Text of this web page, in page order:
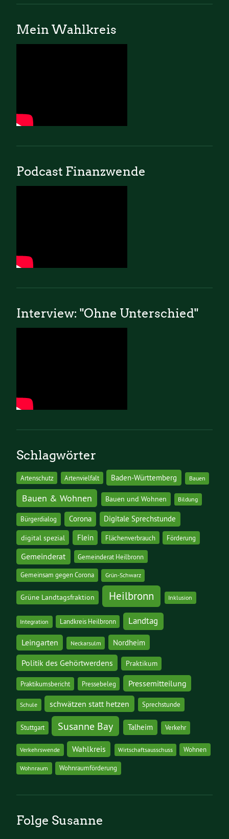
Mein Wahlkreis
Podcast Finanzwende
Interview: "Ohne Unterschied"
Schlagwörter
Artenschutz Artenvielfalt Baden-Württemberg Bauen
Bauen & Wohnen Bauen und Wohnen Bildung
Bürgerdialog Corona Digitale Sprechstunde
digital spezial Flein Flächenverbrauch Förderung
Gemeinderat Gemeinderat Heilbronn
Gemeinsam gegen Corona Grün-Schwarz
Grüne Landtagsfraktion Heilbronn Inklusion
Integration Landkreis Heilbronn Landtag
Leingarten Neckarsulm Nordheim
Politik des Gehörtwerdens Praktikum
Praktikumsbericht Pressebeleg Pressemitteilung
Schule schwätzen statt hetzen Sprechstunde
Stuttgart Susanne Bay Talheim Verkehr
Verkehrswende Wahlkreis Wirtschaftsausschuss Wohnen
Wohnraum Wohnraumförderung
Folge Susanne